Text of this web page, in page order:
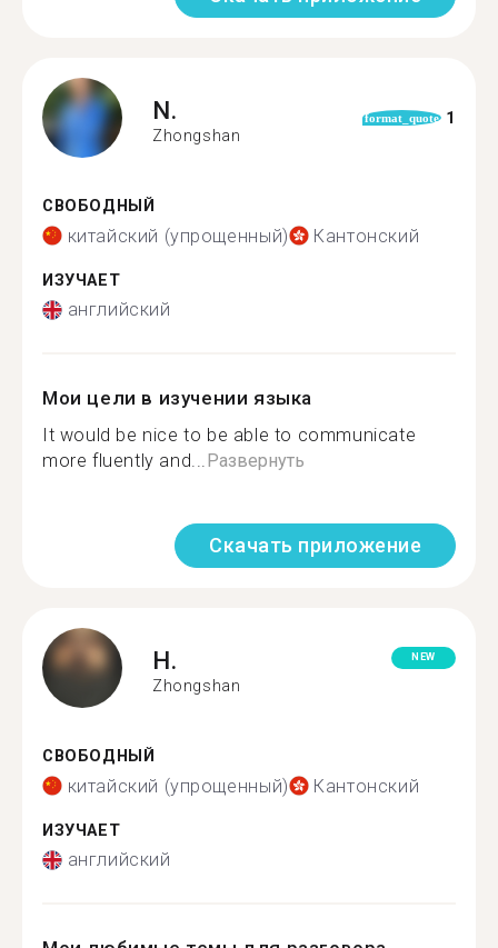
N.
Zhongshan
format_quote 1
СВОБОДНЫЙ
китайский (упрощенный) Кантонский
ИЗУЧАЕТ
английский
Мои цели в изучении языка
It would be nice to be able to communicate
more fluently and...Развернуть
Скачать приложение
H.
Zhongshan
NEW
СВОБОДНЫЙ
китайский (упрощенный) Кантонский
ИЗУЧАЕТ
английский